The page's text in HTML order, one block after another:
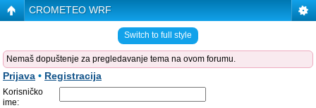
CROMETEO WRF
Switch to full style
Nemaš dopuštenje za pregledavanje tema na ovom forumu.
Prijava • Registracija
Korisničko
ime: